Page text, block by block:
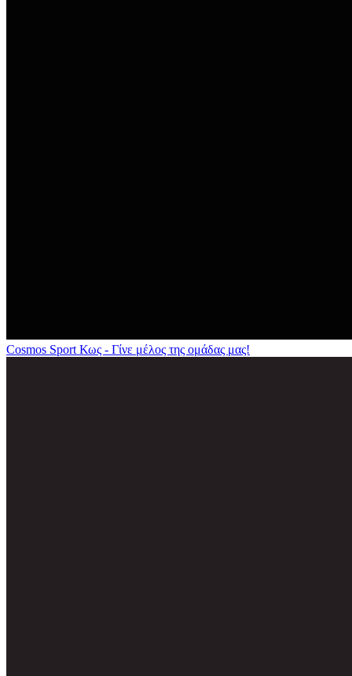
Cosmos Sport Κως - Γίνε μέλος της ομάδας μας!